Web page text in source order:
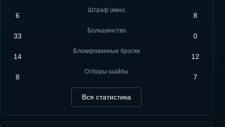
6
Штраф (мин)
8
33
Большинство
0
14
Блокированные броски
12
8
Отборы шайбы
7
Вся статистика